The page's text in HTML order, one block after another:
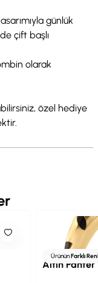
günlük
çift başlı
olarak
özel hediye
ÜrününFarklı
Altın